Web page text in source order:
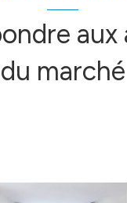
du marché